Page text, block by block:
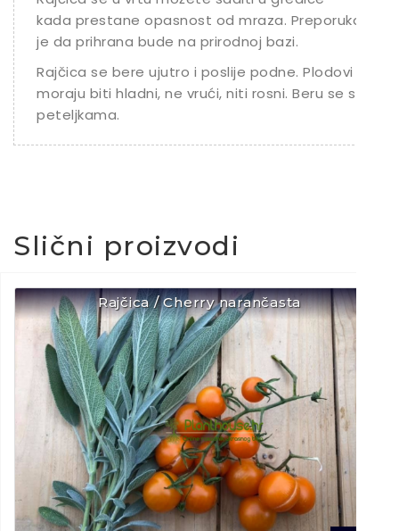
kada prestane opasnost od mraza. Preporuka
je da prihrana bude na prirodnoj bazi.
Rajčica se bere ujutro i poslije podne. Plodovi
moraju biti hladni, ne vrući, niti rosni. Beru se s
peteljkama.
Slični proizvodi
Rajčica / Cherry narančasta